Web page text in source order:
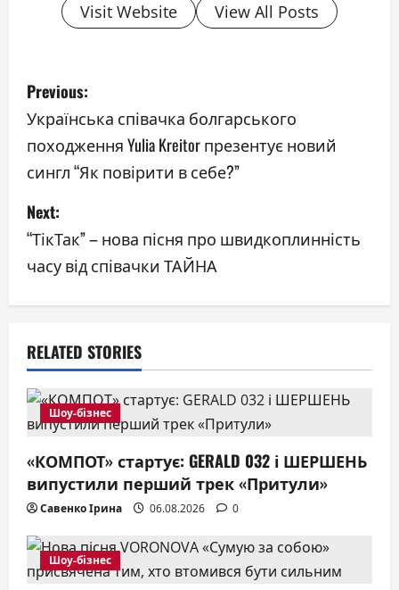
Visit Website View All Posts
P
o
s
n
a
v
i
g
a
t
i
o
n
Previous:
Українська співачка болгарського
походження Yulia Kreitor презентує новий
сингл “Як повірити в себе?”
Next:
“ТікТак” – нова пісня про швидкоплинність
часу від співачки ТАЙНА
RELATED STORIES
Шоу-бізнес
«КОМПОТ» стартує: GERALD 032 і ШЕРШЕНЬ
випустили перший трек «Притули»
Савенко Ірина 06.08.2026 0
Шоу-бізнес